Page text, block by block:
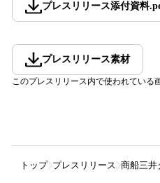
プレスリリース添付資料.
プレスリリース素材
このプレスリリース内で使われている
トップ プレスリリース 商船三井